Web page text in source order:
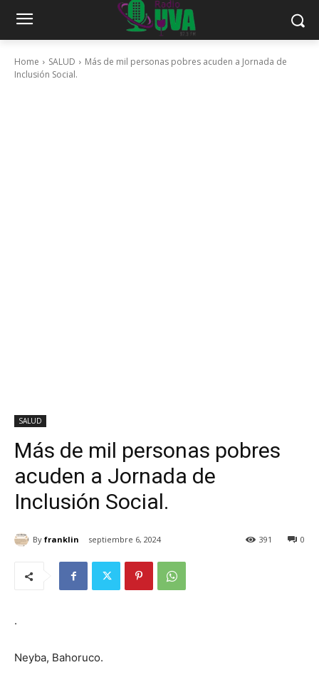
Home SALUD
Más de mil personas pobres acuden a Jornada de
Inclusión Social.
SALUD
Más de mil personas pobres
acuden a Jornada de
Inclusión Social.
By franklin septiembre 6, 2024 0
391
.
Neyba, Bahoruco.